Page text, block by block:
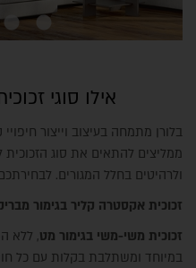
אילו סוגי
בלורן מתמחה בעיצוב וייצור
ממליצים להתאים את סוג הזכוכית
ולרהיטים בחלל המגורים.
זכוכית אקסטרה קליר בגימור
זכוכית משי-משי בגימור מט, ללא
במיוחד ומשתלבת בקלות עם כל